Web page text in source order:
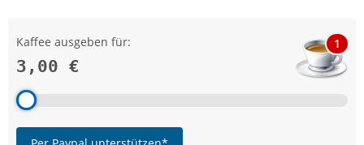
Kaffee ausgeben für:
3,00 €
1